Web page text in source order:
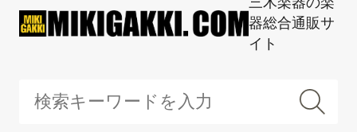
器総合通販サ
イト